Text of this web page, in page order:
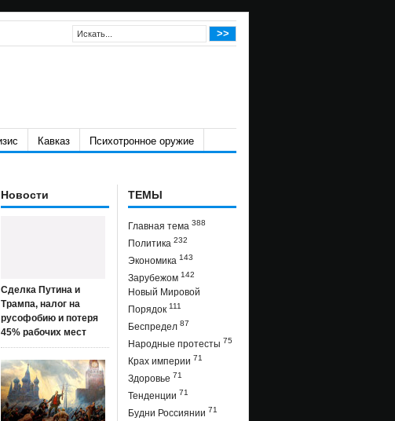
Кавказ
Психотронное оружие
Новости
Сделка Путина и
Трампа, налог на
русофобию и потеря
45% рабочих мест
ТЕМЫ
Главная тема 388
Политика 232
Экономика 143
Зарубежом 142
Новый Мировой
Порядок 111
Беспредел 87
Народные протесты 75
Крах империи 71
Здоровье 71
Тенденции 71
Будни Россиянии 71